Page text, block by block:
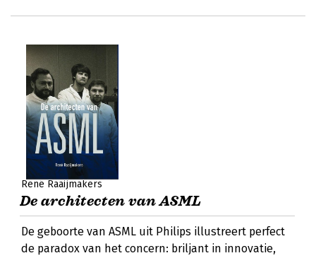
René Raaijmakers
De architecten van ASML
De geboorte van ASML uit Philips illustreert perfect
de paradox van het concern: briljant in innovatie,